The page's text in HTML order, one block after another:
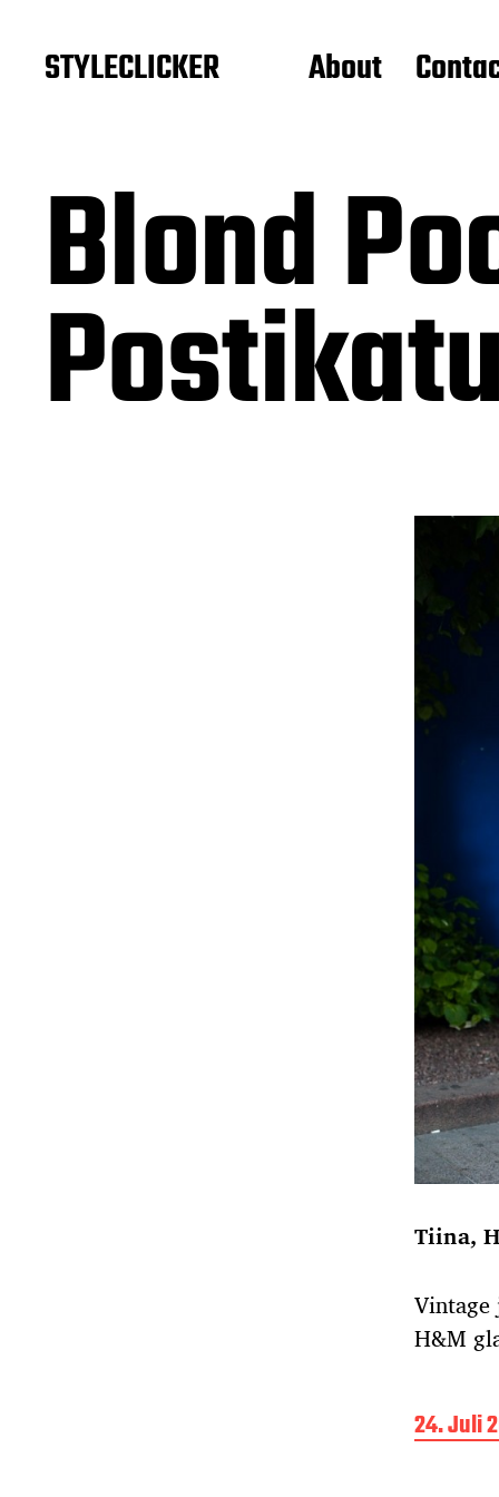
STYLECLICKER About
Blond
Postikatu
Tiina,
Vintage
H&M
B
e
24. Juli